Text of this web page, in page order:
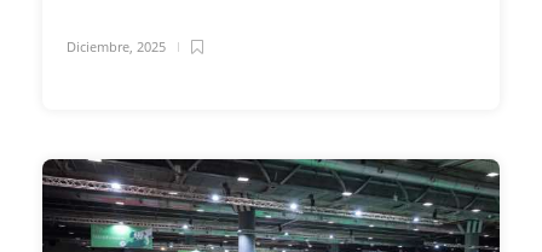
Diciembre, 2025